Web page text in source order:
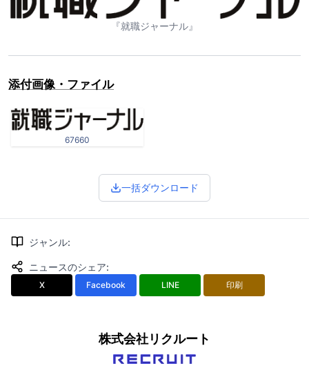
『就職ジャーナル』
添付画像・ファイル
67660
一括ダウンロード
ジャンル:
ニュースのシェア:
X Facebook LINE 印刷
株式会社リクルート